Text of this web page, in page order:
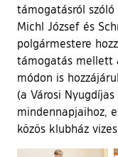
támogatásról
Michl József és
polgármestere
támogatás mellett
módon is
(a Városi
mindennapjaihoz,
közös klubház